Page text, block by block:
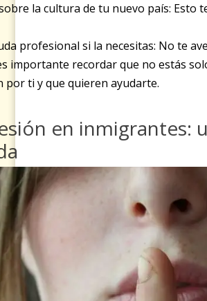
la cultura de tu nuevo país: Esto
profesional si la necesitas: No te
importante recordar que no estás
por ti y que quieren ayudarte.
en inmigrantes: